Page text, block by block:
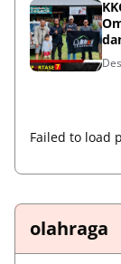
Failed to load
olahraga